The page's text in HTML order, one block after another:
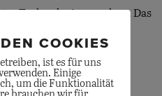
Technologie versehen. Das
die durchweg als
COOKIES
ist es für uns
Einige
um die Funktionalität